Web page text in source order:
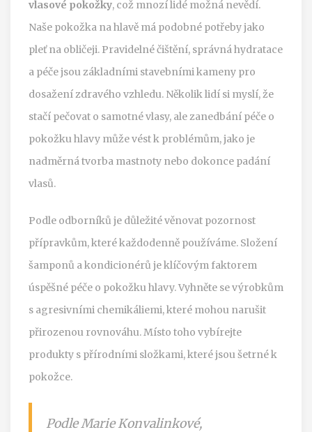
vlasové pokožky, což mnozí lidé možná nevědí.
Naše pokožka na hlavě má podobné potřeby jako
pleť na obličeji. Pravidelné čištění, správná hydratace
a péče jsou základními stavebními kameny pro
dosažení zdravého vzhledu. Několik lidí si myslí, že
stačí pečovat o samotné vlasy, ale zanedbání péče o
pokožku hlavy může vést k problémům, jako je
nadměrná tvorba mastnoty nebo dokonce padání
vlasů.
Podle odborníků je důležité věnovat pozornost
přípravkům, které každodenně používáme. Složení
šamponů a kondicionérů je klíčovým faktorem
úspěšné péče o pokožku hlavy. Vyhněte se výrobkům
s agresivními chemikáliemi, které mohou narušit
přirozenou rovnováhu. Místo toho vybírejte
produkty s přírodními složkami, které jsou šetrné k
pokožce.
Podle Marie Konvalinkové,